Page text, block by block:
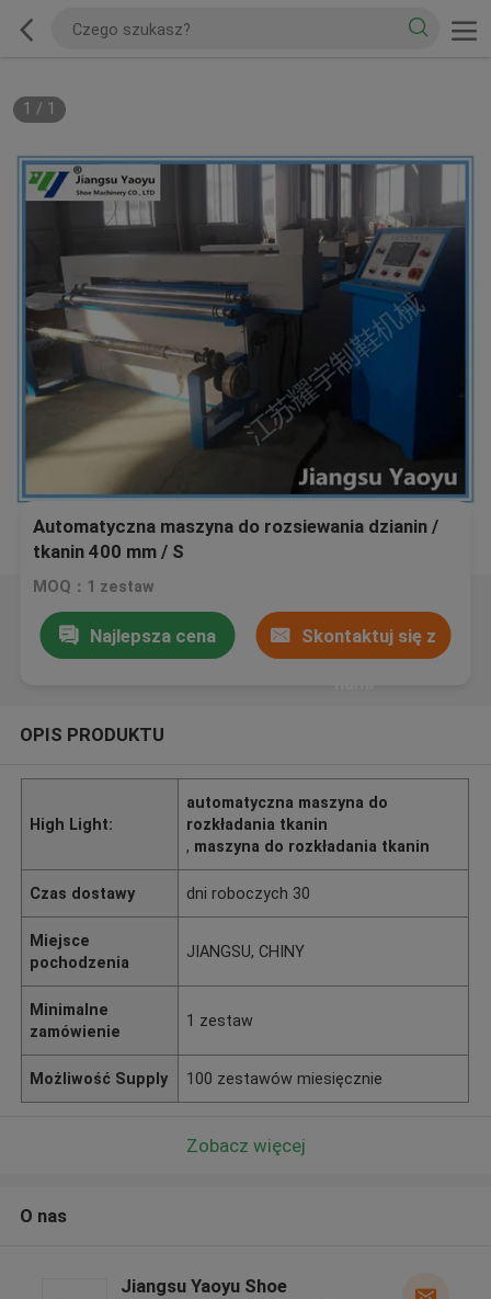
1 / 1
Automatyczna maszyna do rozsiewania dzianin /
tkanin 400 mm / S
MOQ：1 zestaw
Najlepsza cena Skontaktuj się z
OPIS PRODUKTU
High Light:
automatyczna maszyna do
rozkładania tkanin
, maszyna do rozkładania tkanin
Czas dostawy dni roboczych 30
Miejsce
pochodzenia
JIANGSU, CHINY
Minimalne
zamówienie
1 zestaw
Możliwość Supply 100 zestawów miesięcznie
Zobacz więcej
O nas
Jiangsu Yaoyu Shoe